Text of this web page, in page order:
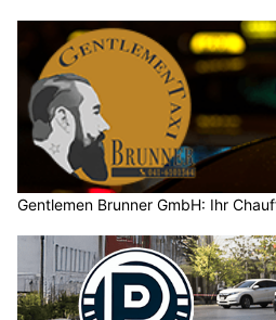
Gentlemen Brunner GmbH: Ihr